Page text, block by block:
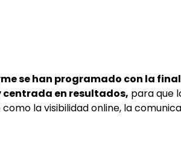
se han programado con la
en resultados, para que
la visibilidad online, la